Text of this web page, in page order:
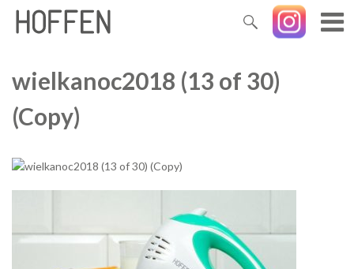
wielkanoc2018 (13 of 30)
(Copy)